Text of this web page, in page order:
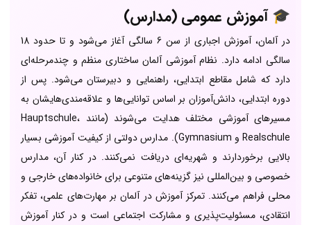
🎓آموزش عمومی (مدارس)
در آلمان، آموزش اجباری از سن 6 سالگی آغاز می‌شود و تا حدود 18
سالگی ادامه دارد. نظام آموزشی آلمان ساختاری منظم و چندمرحله‌ای
دارد که شامل مقاطع ابتدایی، راهنمایی و دبیرستان می‌شود. پس از
دوره ابتدایی، دانش‌آموزان بر اساس توانایی‌ها و علاقه‌مندی‌هایشان به
مسیرهای آموزشی مختلف هدایت می‌شوند (مانند Hauptschule،
Realschule و Gymnasium). مدارس دولتی از کیفیت آموزشی بسیار
بالایی برخوردارند و شهریه‌ای دریافت نمی‌کنند. در کنار آن، مدارس
خصوصی و بین‌المللی نیز گزینه‌های متنوعی برای خانواده‌های خارجی و
محلی فراهم می‌کنند. تمرکز آموزش در آلمان بر مهارت‌های علمی، تفکر
انتقادی، مسئولیت‌پذیری و مشارکت اجتماعی است و در کنار آموزش